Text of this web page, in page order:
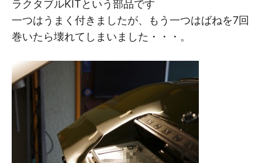
ラクタブルKITという部品です
一つはうまく付きましたが、もう一つはばねを7回
巻いたら壊れてしまいました・・・。